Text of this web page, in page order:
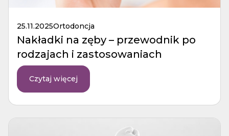
25.11.2025Ortodoncja
Nakładki na zęby – przewodnik po
rodzajach i zastosowaniach
Czytaj więcej